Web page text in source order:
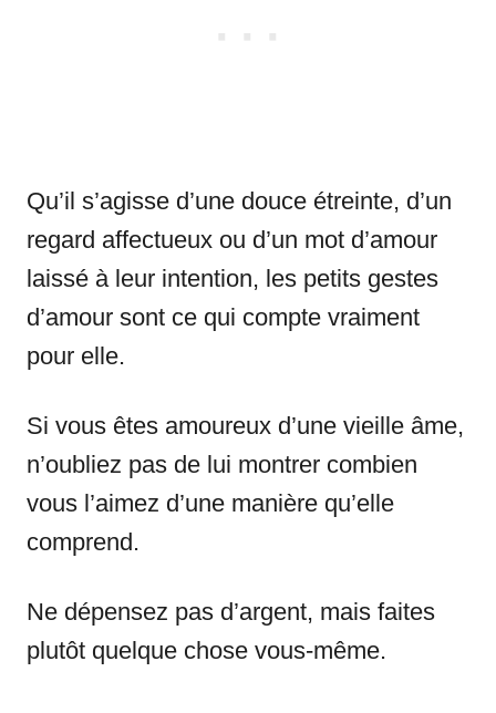
Qu’il s’agisse d’une douce étreinte, d’un
regard affectueux ou d’un mot d’amour
laissé à leur intention, les petits gestes
d’amour sont ce qui compte vraiment
pour elle.
Si vous êtes amoureux d’une vieille âme,
n’oubliez pas de lui montrer combien
vous l’aimez d’une manière qu’elle
comprend.
Ne dépensez pas d’argent, mais faites
plutôt quelque chose vous-même.